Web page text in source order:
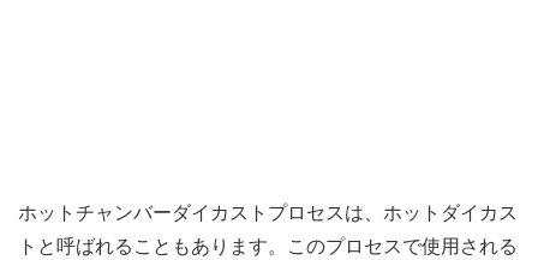
ホットチャンバーダイカストプロセスは、ホットダイカス
トと呼ばれることもあります。このプロセスで使用される